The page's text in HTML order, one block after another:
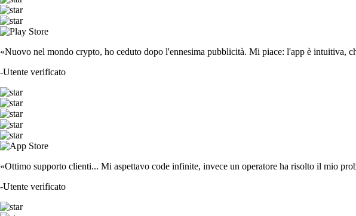
«Nuovo nel mondo crypto, ho ceduto dopo l'ennesima pubblicità. Mi piace: l'app è intuitiva,
-Utente verificato
«Ottimo supporto clienti... Mi aspettavo code infinite, invece un operatore ha risolto il mio
-Utente verificato